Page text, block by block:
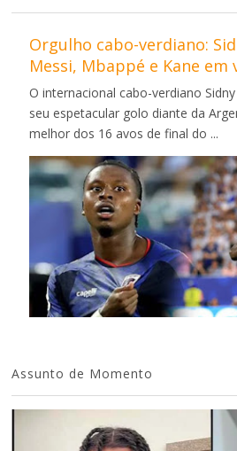
Orgulho cabo-verdiano:
Messi, Mbappé e Kane em
O internacional cabo-verdiano
seu espetacular golo diante da
melhor dos 16 avos de final do ...
Assunto de Momento